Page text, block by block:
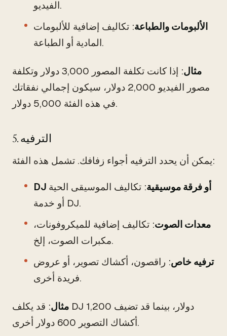
الفيديو.
الألبومات والطباعة: تكاليف إضافية للألبومات
المادية أو الطباعة.
مثال
: إذا كانت تكلفة المصور 3,000 دولار وتكلفة
مصور الفيديو 2,000 دولار، سيكون إجمالي نفقاتك
في هذه الفئة 5,000 دولار.
5. الترفيه
يمكن أن يحدد الترفيه أجواء زفافك. تشمل هذه الفئة:
DJ أو فرقة موسيقية: تكاليف الموسيقى الحية
أو خدمة DJ.
معدات الصوت: تكاليف إضافية للميكروفونات،
مكبرات الصوت، إلخ.
ترفيه خاص: راقصون، أكشاك تصوير، أو عروض
فريدة أخرى.
مثال: قد يكلف DJ 1,200 دولار، بينما قد تضيف
أكشاك التصوير 600 دولار أخرى.